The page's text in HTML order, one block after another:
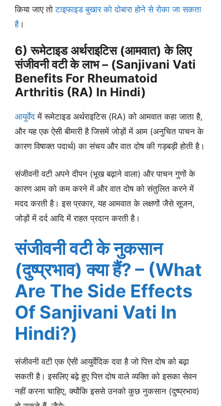
किया जाए तोटाइफाइड बुखार को दोबारा होने से रोका जा सकता
है।
6) रूमेटाइड अर्थराइटिस (आमवात) के लिए
संजीवनी वटी के लाभ – (Sanjivani Vati
Benefits For Rheumatoid
Arthritis (RA) In Hindi)
आयुर्वेदमें रूमेटाइड अर्थराइटिस (RA) को आमवात कहा जाता है,
और यह एक ऐसी बीमारी है जिसमें जोड़ों में आम (अनुचित पाचन के
कारण विषाक्त पदार्थ) का संचय और वात दोष की गड़बड़ी होती है।
संजीवनी वटी अपने दीपन (भूख बढ़ाने वाला) और पाचन गुणों के
कारण आम को कम करने में और वात दोष को संतुलित करने में
मदद करती है। इस प्रकार, यह आमवात के लक्षणों जैसे सूजन,
जोड़ों में दर्द आदि में राहत प्रदान करती है।
संजीवनी वटी के नुकसान
(दुष्प्रभाव) क्या हैं? – (What
Are The Side Effects
Of Sanjivani Vati In
Hindi?)
संजीवनी वटी एक ऐसी आयुर्वेदिक दवा है जो पित्त दोष को बढ़ा
सकती है। इसलिए बढ़े हुए पित्त दोष वाले व्यक्ति को इसका सेवन
नहीं करना चाहिए, क्योंकि इससे उनको कुछ नुकसान (दुष्प्रभाव)